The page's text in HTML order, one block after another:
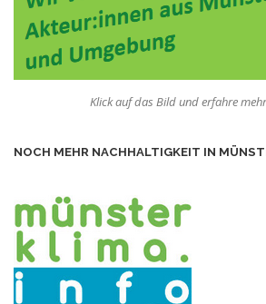
Klick auf das Bild und erfahre
NOCH MEHR NACHHALTIGKEIT IN